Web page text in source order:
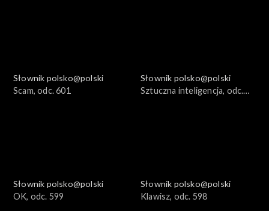
Słownik polsko@polski
Scam, odc. 601
Słownik polsko@polski
Sztuczna inteligencja, odc.
Słownik polsko@polski
OK, odc. 599
Słownik polsko@polski
Klawisz, odc. 598